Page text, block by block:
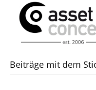
Beiträge mit dem